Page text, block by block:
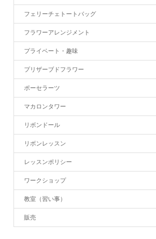
フェリーチェトートバッグ
フラワーアレンジメント
プライベート・趣味
プリザーブドフラワー
ポーセラーツ
マカロンタワー
リボンドール
リボンレッスン
レッスンポリシー
ワークショップ
教室（習い事）
販売